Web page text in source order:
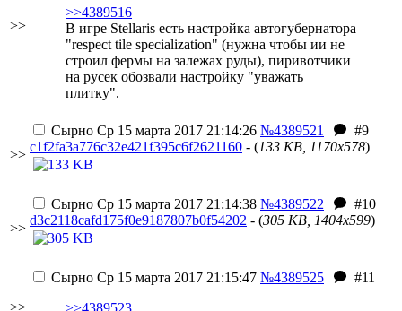
>>
>>4389516
В игре Stellaris есть настройка автогубернатора
"respect tile specialization" (нужна чтобы ии не
строил фермы на залежах руды), пиривотчики
на русек обозвали настройку "уважать
плитку".
>>
Сырно Ср 15 марта 2017 21:14:26 №4389521
#9
c1f2fa3a776c32e421f395c6f2621160 - (133 KB, 1170x578)
>>
Сырно Ср 15 марта 2017 21:14:38 №4389522
#10
d3c2118cafd175f0e9187807b0f54202 - (305 KB, 1404x599)
>>
Сырно Ср 15 марта 2017 21:15:47 №4389525
#11
>>4389523